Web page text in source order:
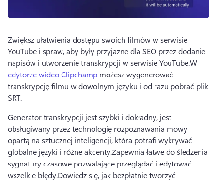
Zwiększ ułatwienia dostępu swoich filmów w serwisie
YouTube i spraw, aby były przyjazne dla SEO przez dodanie
napisów i utworzenie transkrypcji w serwisie YouTube.W
edytorze wideo Clipchamp możesz wygenerować
transkrypcję filmu w dowolnym języku i od razu pobrać plik
SRT.
Generator transkrypcji jest szybki i dokładny, jest
obsługiwany przez technologię rozpoznawania mowy
opartą na sztucznej inteligencji, która potrafi wykrywać
globalne języki i różne akcenty.Zapewnia łatwe do śledzenia
sygnatury czasowe pozwalające przeglądać i edytować
wszelkie błędy.Dowiedz się, jak bezpłatnie tworzyć